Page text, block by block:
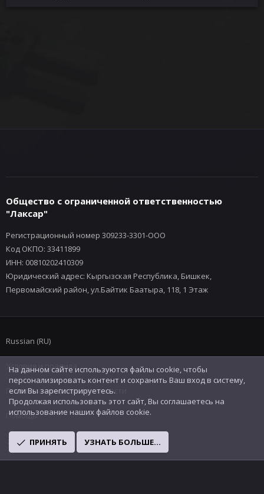
Общество с ограниченной ответственностью
"Лаксар"
Регистрационный номер 309233-3301-ООО
Код ОКПО: 33411899
ИНН: 00810202410309
Юридический адрес: Кыргызская Республика, Бишкек,
Первомайский район, ул.Байтик Баатыра, 118, 1 Этаж
Russian (RU)
Условия и правила
Политика конфиденциальности
Помощь
R
S
На данном сайте используются файлы cookie, чтобы
персонализировать контент и сохранить Ваш вход в систему,
если Вы зарегистрируетесь.
Продолжая использовать этот сайт, Вы соглашаетесь на
использование наших файлов cookie.
ПРИНЯТЬ УЗНАТЬ БОЛЬШЕ...